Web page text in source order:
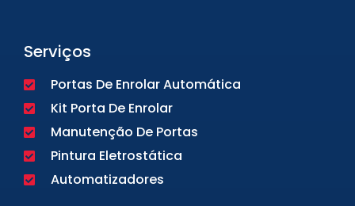
Serviços
Portas De Enrolar Automática
Kit Porta De Enrolar
Manutenção De Portas
Pintura Eletrostática
Automatizadores